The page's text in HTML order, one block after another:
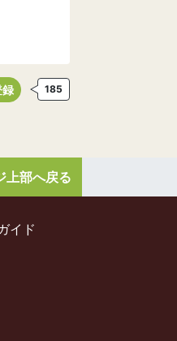
録 185
上部へ戻る
イド